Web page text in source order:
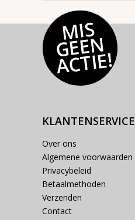
MI
S
G
E
E
N
A
C
TI
E!
KLANTENSERVICE
Over ons
Algemene voorwaarden
Privacybeleid
Betaalmethoden
Verzenden
Contact